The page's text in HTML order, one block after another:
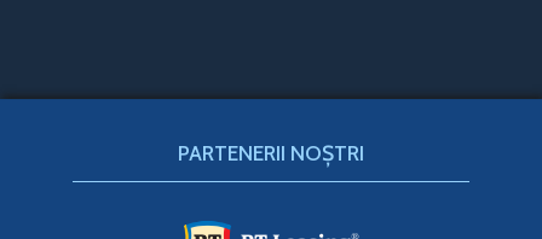
PARTENERII NOȘTRI